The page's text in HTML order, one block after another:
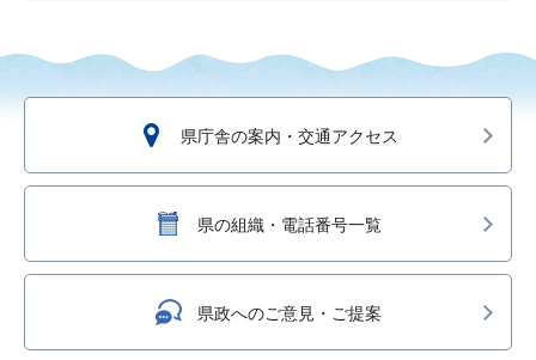
県庁舎の案内・交通アクセス
県の組織・電話番号一覧
県政へのご意見・ご提案